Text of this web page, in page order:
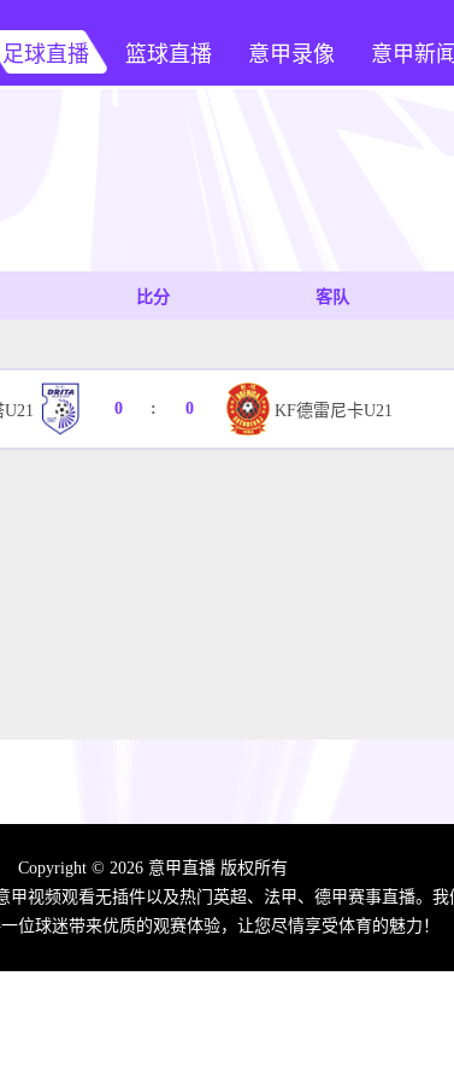
足球直播 篮球直播 意甲录像 意甲新闻
比分 客队
0 : 0 KF德雷尼卡U21
Copyright © 2026 意甲直播 版权所有
视频观看无插件以及热门英超、法甲、德甲赛事直播。
位球迷带来优质的观赛体验，让您尽情享受体育的魅力！